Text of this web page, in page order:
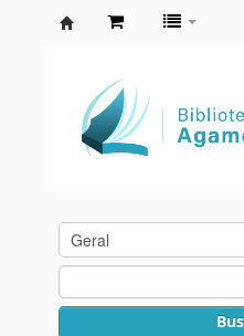
Agamenon
Magalhães